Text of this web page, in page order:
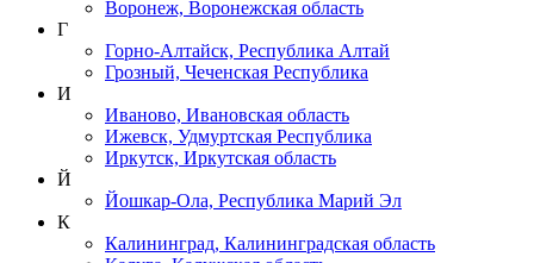
Воронеж, Воронежская область
Г
Горно-Алтайск, Республика Алтай
Грозный, Чеченская Республика
И
Иваново, Ивановская область
Ижевск, Удмуртская Республика
Иркутск, Иркутская область
Й
Йошкар-Ола, Республика Марий Эл
К
Калининград, Калининградская область